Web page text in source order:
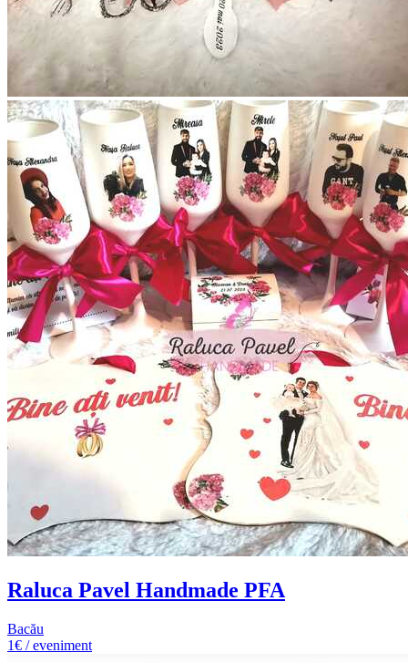
Raluca Pavel Handmade PFA
Bacău
1€ / eveniment